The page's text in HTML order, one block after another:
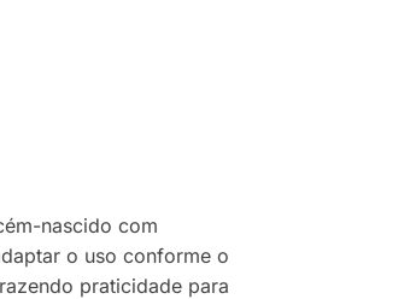
nascido com
o uso conforme o
praticidade para